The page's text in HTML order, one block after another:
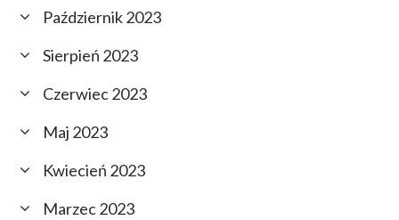
Październik 2023
Sierpień 2023
Czerwiec 2023
Maj 2023
Kwiecień 2023
Marzec 2023